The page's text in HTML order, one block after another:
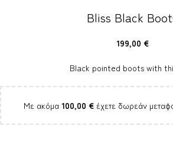
Bliss Black
199,00 €
Black pointed boots with
Με ακόμα 100,00 € έχετε δωρεάν